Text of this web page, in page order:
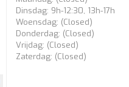
Dinsdag: 9h-12:30, 13h-17h
Woensdag: (closed)
Donderdag: (closed)
Vrijdag: (closed)
Zaterdag: (closed)